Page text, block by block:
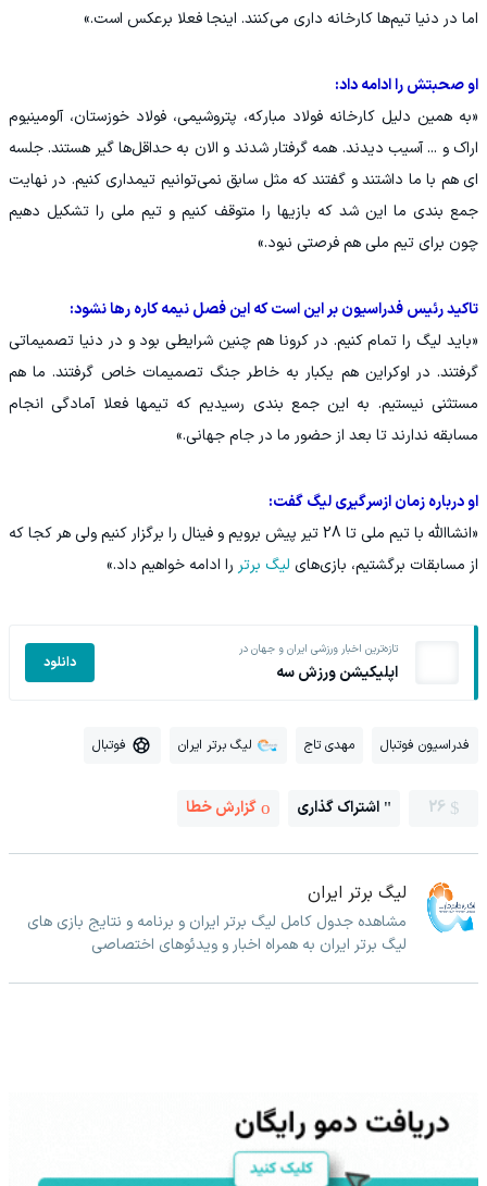
اما در دنیا تیم‌ها کارخانه داری می‌کنند. اینجا فعلا برعکس است.»
او صحبتش را ادامه داد:
«به همین دلیل کارخانه فولاد مبارکه، پتروشیمی، فولاد خوزستان، آلومینیوم
اراک و ... آسیب دیدند. همه گرفتار شدند و الان به حداقل‌ها گیر هستند. جلسه
ای هم با ما داشتند و گفتند که مثل سابق نمی‌توانیم تیمداری کنیم. در نهایت
جمع بندی ما این شد که بازیها را متوقف کنیم و تیم ملی را تشکیل دهیم
چون برای تیم ملی هم فرصتی نبود.»
تاکید رئیس فدراسیون بر این است که این فصل نیمه کاره رها نشود:
«باید لیگ را تمام کنیم. در کرونا هم چنین شرایطی بود و در دنیا تصمیماتی
گرفتند. در اوکراین هم یکبار به خاطر جنگ تصمیمات خاص گرفتند. ما هم
مستثنی نیستیم. به این جمع بندی رسیدیم که تیمها فعلا آمادگی انجام
مسابقه ندارند تا بعد از حضور ما در جام جهانی.»
او درباره زمان ازسرگیری لیگ گفت:
«انشاالله با تیم ملی تا 28 تیر پیش برویم و فینال را برگزار کنیم ولی هر کجا که
از مسابقات برگشتیم، بازی‌های لیگ برتر را ادامه خواهیم داد.»
تازه‌ترین اخبار ورزشی ایران و جهان در
اپلیکیشن ورزش سه دانلود
فدراسیون فوتبال مهدی تاج لیگ برتر ایران فوتبال
26 اشتراک گذاری گزارش خطا
لیگ برتر ایران
مشاهده جدول کامل لیگ برتر ایران و برنامه و نتایج بازی های
لیگ برتر ایران به همراه اخبار و ویدئوهای اختصاصی